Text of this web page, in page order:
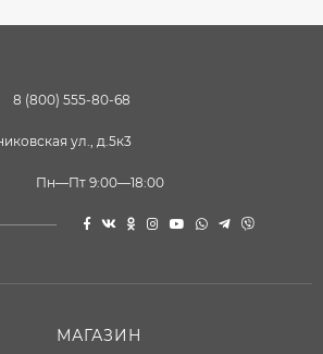
8 (800) 555-80-68
ул., д.5к3
Пн—Пт 9:00—18:00
МАГАЗИН